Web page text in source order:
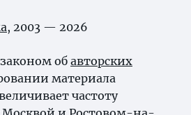
, 2003 — 2026
об авторских
материала
частоту